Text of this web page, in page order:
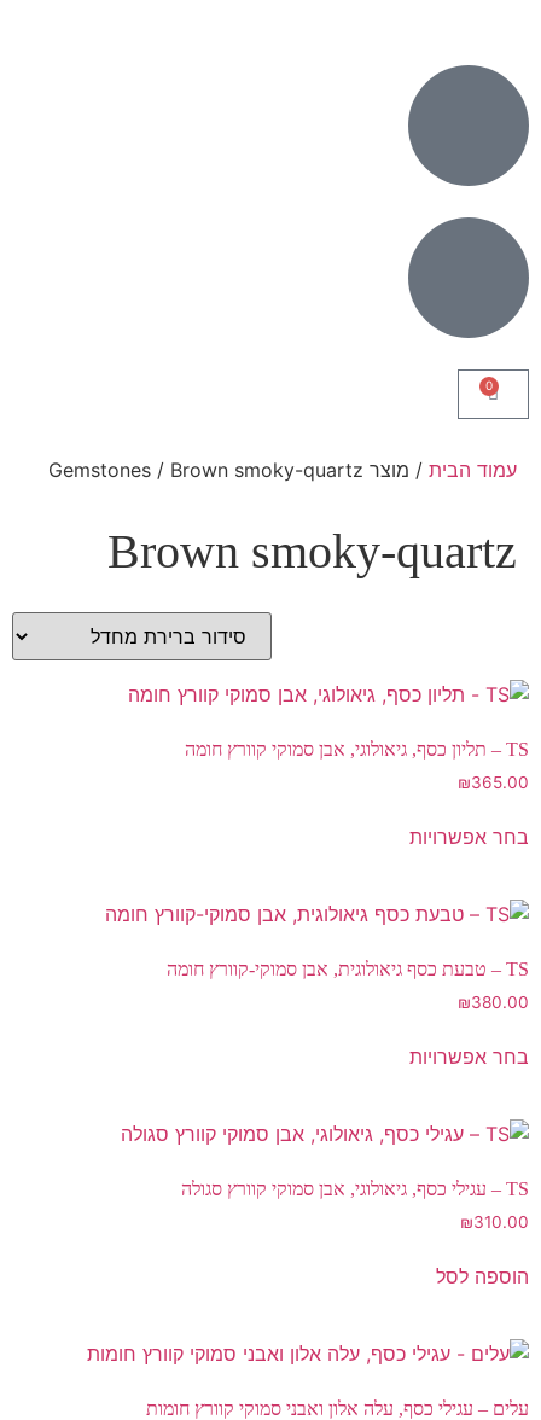
0
עמוד הבית / מוצר Gemstones / Brown smoky-quartz
Brown smoky-quartz
TS – תליון כסף, גיאולוגי, אבן סמוקי קוורץ חומה
₪365.00
בחר אפשרויות
TS – טבעת כסף גיאולוגית, אבן סמוקי-קוורץ חומה
₪380.00
בחר אפשרויות
TS – עגילי כסף, גיאולוגי, אבן סמוקי קוורץ סגולה
₪310.00
הוספה לסל
עלים – עגילי כסף, עלה אלון ואבני סמוקי קוורץ חומות